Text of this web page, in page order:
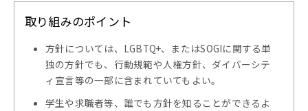
取り組みのポイント
方針については、LGBTQ+、またはSOGIに関する単
独の方針でも、行動規範や人権方針、ダイバーシテ
ィ宣言等の一部に含まれていてもよい。
学生や求職者等、誰でも方針を知ることができるよ